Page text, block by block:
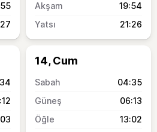
19:54
21:26
14, Cum
04:35
06:13
13:02